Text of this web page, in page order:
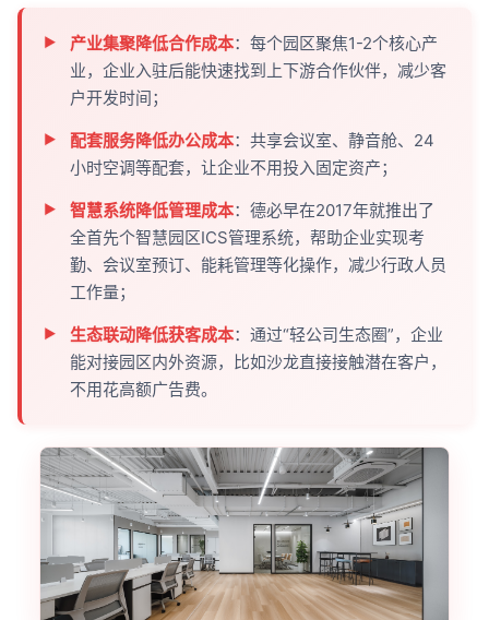
产业集聚降低合作成本：每个园区聚焦1-2个核心产
业，企业入驻后能快速找到上下游合作伙伴，减少客
户开发时间；
配套服务降低办公成本：共享会议室、静音舱、24
小时空调等配套，让企业不用投入固定资产；
智慧系统降低管理成本：德必早在2017年就推出了
全首先个智慧园区ICS管理系统，帮助企业实现考
勤、会议室预订、能耗管理等化操作，减少行政人员
工作量；
生态联动降低获客成本：通过“轻公司生态圈”，企业
能对接园区内外资源，比如沙龙直接接触潜在客户，
不用花高额广告费。